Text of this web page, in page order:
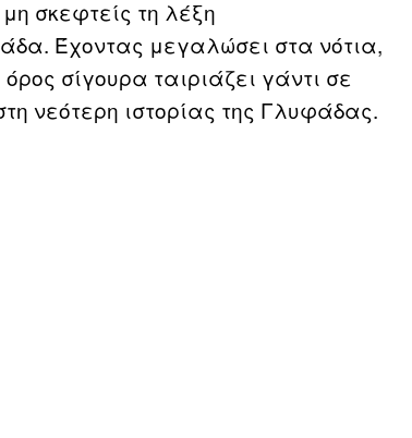
σκεφτείς τη λέξη
Έχοντας μεγαλώσει στα νότια,
σίγουρα ταιριάζει γάντι σε
νεότερη ιστορίας της Γλυφάδας.